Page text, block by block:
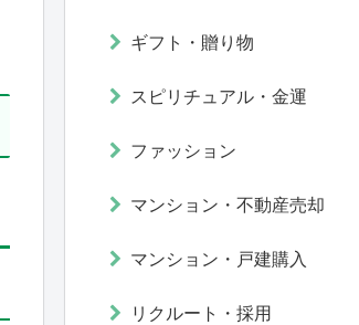
ギフト・贈り物
スピリチュアル・金運
ファッション
マンション・不動産売却
マンション・戸建購入
リクルート・採用